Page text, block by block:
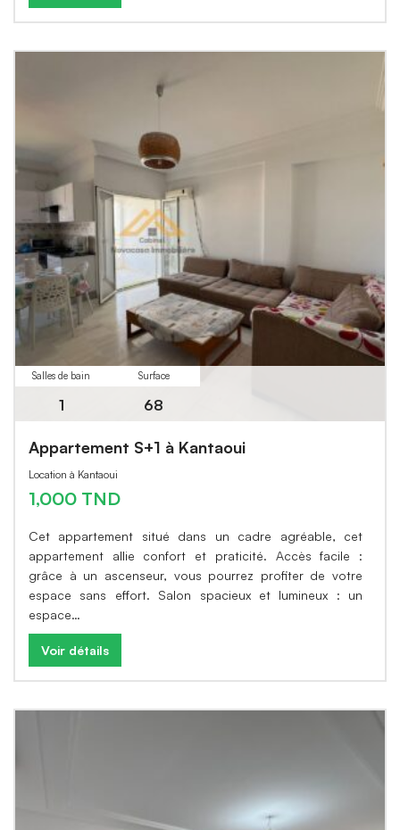
Salles de bain
1
Surface
68
Appartement S+1 à Kantaoui
Location à Kantaoui
1,000 TND
Cet appartement situé dans un cadre agréable, cet
appartement allie confort et praticité. Accès facile :
grâce à un ascenseur, vous pourrez profiter de votre
espace sans effort. Salon spacieux et lumineux : un
espace…
Voir détails